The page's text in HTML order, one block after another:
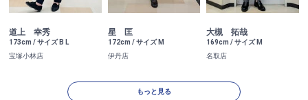
道上 幸秀
173cm / サイズ B L
宝塚小林店
星 匡
172cm / サイズ M
伊丹店
大槻 拓哉
169cm / サイズ M
名取店
もっと見る